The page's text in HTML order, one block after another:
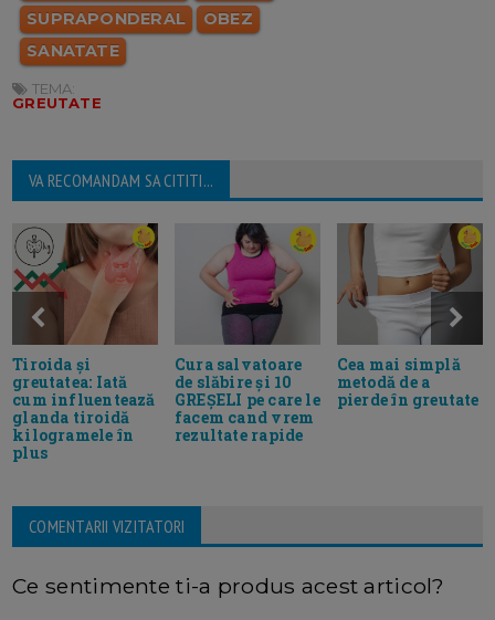
SUPRAPONDERAL
OBEZ
SANATATE
TEMA:
GREUTATE
VA RECOMANDAM SA CITITI...
Tiroida și
greutatea: Iată
cum influentează
glanda tiroidă
kilogramele în
plus
Cura salvatoare
de slăbire și 10
GREȘELI pe care le
facem cand vrem
rezultate rapide
Cea mai simplă
metodă de a
pierde în greutate
COMENTARII VIZITATORI
Ce sentimente ti-a produs acest articol?